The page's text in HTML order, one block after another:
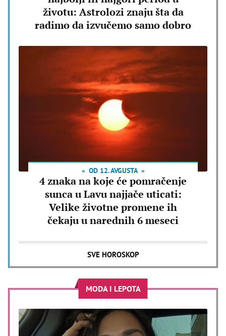
životu: Astrolozi znaju šta da
radimo da izvučemo samo dobro
OD 12. AVGUSTA
4 znaka na koje će pomračenje
sunca u Lavu najjače uticati:
Velike životne promene ih
čekaju u narednih 6 meseci
SVE HOROSKOP
MODA I LEPOTA